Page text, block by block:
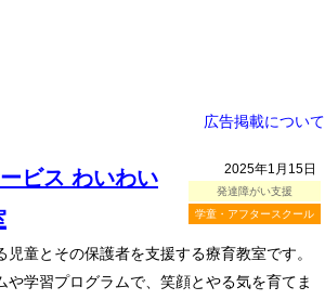
広告掲載について
2025年1月15日
発達障がい支援
学童・アフタースクール
ビス わいわい
児童とその保護者を支援する療育教室です。
や学習プログラムで、笑顔とやる気を育てま